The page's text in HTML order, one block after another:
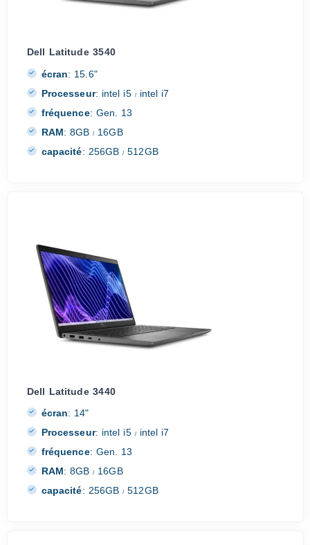
Dell Latitude 3540
écran: 15.6"
Processeur: intel i5 /intel i7
fréquence: Gen. 13
RAM: 8GB/ 16GB
capacité: 256GB/ 512GB
Dell Latitude 3440
écran: 14"
Processeur: intel i5 /intel i7
fréquence: Gen. 13
RAM: 8GB/ 16GB
capacité: 256GB/ 512GB